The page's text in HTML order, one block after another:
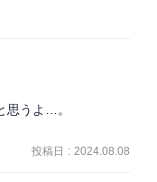
思うよ…。
投稿日 : 2024.08.08